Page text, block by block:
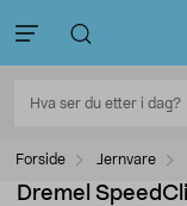
Forside Jernvare
Dremel